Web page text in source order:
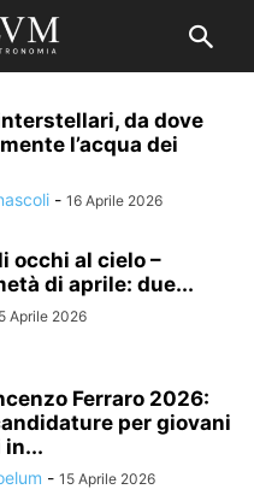
da dove
l’acqua dei
- 16 Aprile 2026
occhi al cielo –
di aprile: due...
Aprile 2026
Ferraro 2026:
per giovani
in...
- 15 Aprile 2026